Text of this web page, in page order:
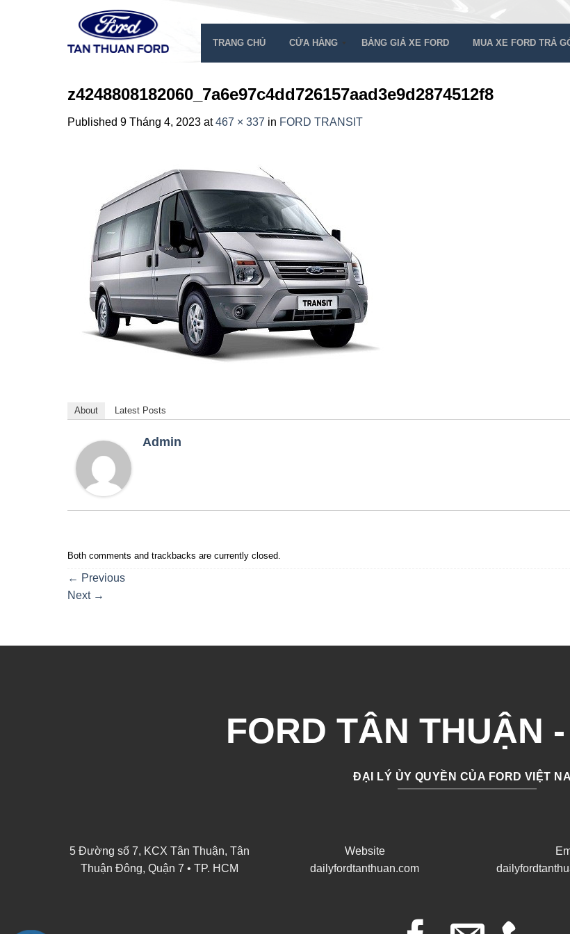
TRANG CHỦ CỬA HÀNG BẢNG GIÁ XE FORD MUA XE FORD TRẢ
z4248808182060_7a6e97c4dd726157aad3e9d2874512f8
Published 9 Tháng 4, 2023 at467 × 337 in FORD TRANSIT
About Latest Posts
Admin
Both comments and trackbacks are currently closed.
← Previous
Next →
FORD TÂN THUẬN
ĐẠI LÝ ỦY QUYỀN CỦA FORD VIỆT
5 Đường số 7, KCX Tân Thuận, Tân
Thuận Đông, Quận 7 • TP. HCM
Website
dailyfordtanthuan.com